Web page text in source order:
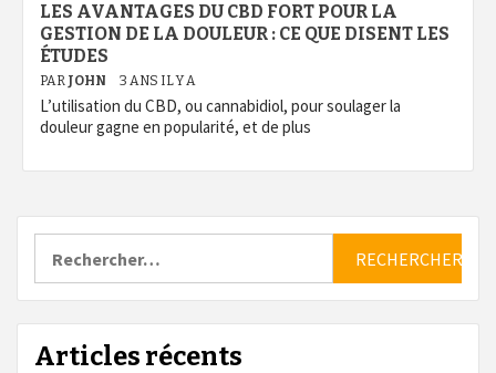
LES AVANTAGES DU CBD FORT POUR LA
GESTION DE LA DOULEUR : CE QUE DISENT LES
ÉTUDES
PAR JOHN 3 ANS IL Y A
L’utilisation du CBD, ou cannabidiol, pour soulager la
douleur gagne en popularité, et de plus
Articles récents